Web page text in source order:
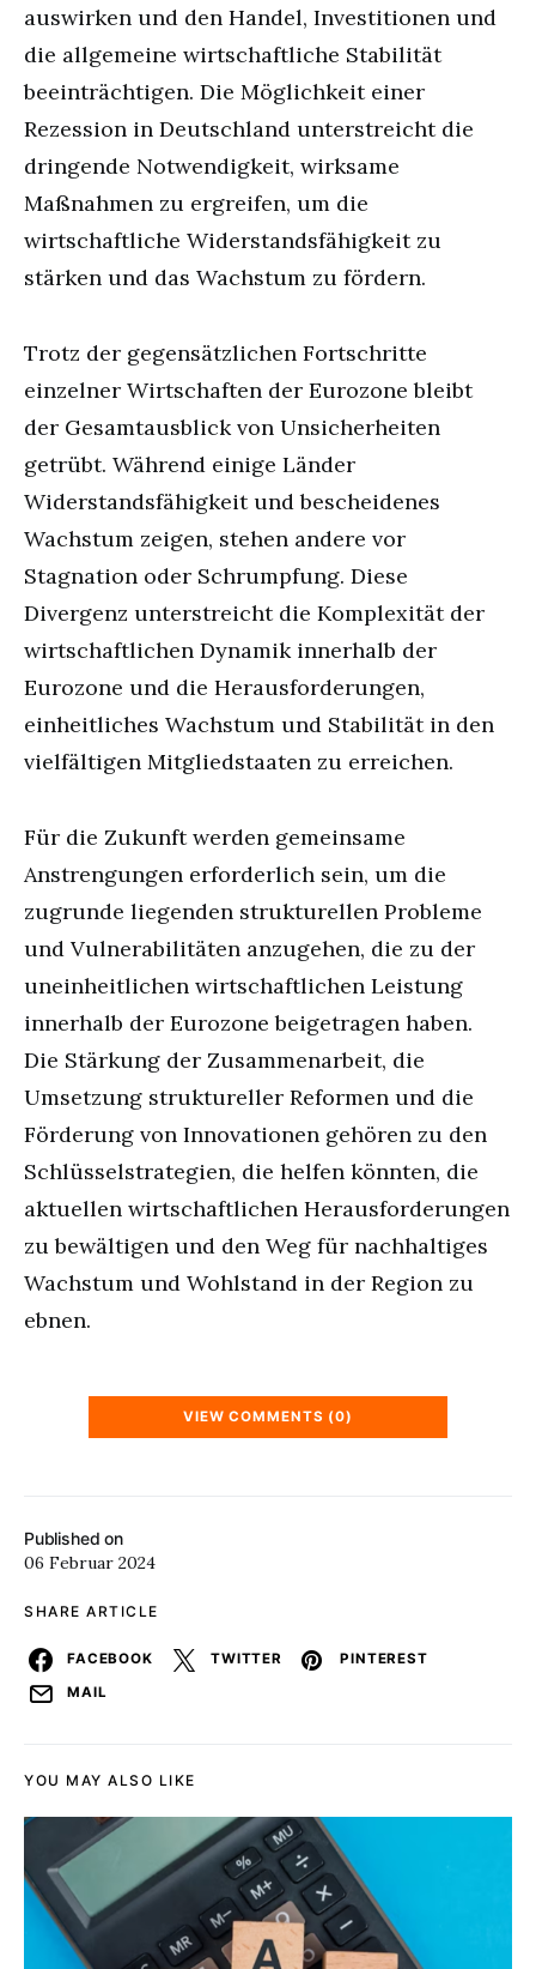
Published on
06 Februar 2024
SHARE ARTICLE
FACEBOOK TWITTER
PINTEREST
MAIL
auswirken und den Handel, Investitionen und
die allgemeine wirtschaftliche Stabilität
beeinträchtigen. Die Möglichkeit einer
Rezession in Deutschland unterstreicht die
dringende Notwendigkeit, wirksame
Maßnahmen zu ergreifen, um die
wirtschaftliche Widerstandsfähigkeit zu
stärken und das Wachstum zu fördern.
Trotz der gegensätzlichen Fortschritte
einzelner Wirtschaften der Eurozone bleibt
der Gesamtausblick von Unsicherheiten
getrübt. Während einige Länder
Widerstandsfähigkeit und bescheidenes
Wachstum zeigen, stehen andere vor
Stagnation oder Schrumpfung. Diese
Divergenz unterstreicht die Komplexität der
wirtschaftlichen Dynamik innerhalb der
Eurozone und die Herausforderungen,
einheitliches Wachstum und Stabilität in den
vielfältigen Mitgliedstaaten zu erreichen.
Für die Zukunft werden gemeinsame
Anstrengungen erforderlich sein, um die
zugrunde liegenden strukturellen Probleme
und Vulnerabilitäten anzugehen, die zu der
uneinheitlichen wirtschaftlichen Leistung
innerhalb der Eurozone beigetragen haben.
Die Stärkung der Zusammenarbeit, die
Umsetzung struktureller Reformen und die
Förderung von Innovationen gehören zu den
Schlüsselstrategien, die helfen könnten, die
aktuellen wirtschaftlichen Herausforderungen
zu bewältigen und den Weg für nachhaltiges
Wachstum und Wohlstand in der Region zu
ebnen.
VIEW COMMENTS (0)
YOU MAY ALSO LIKE